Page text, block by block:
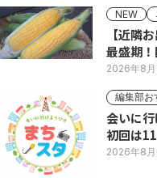
NEW
【近隣
最盛期
い列
2026年8
編集部お
会いに
初回は
2026年8